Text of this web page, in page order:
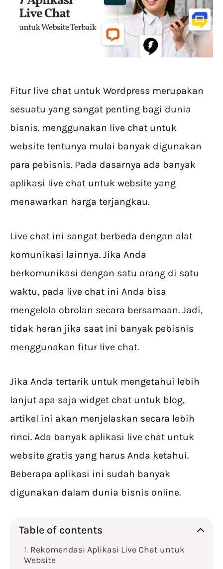
Fitur live chat untuk Wordpress merupakan
sesuatu yang sangat penting bagi dunia
bisnis. menggunakan live chat untuk
website tentunya mulai banyak digunakan
para pebisnis. Pada dasarnya ada banyak
aplikasi live chat untuk website yang
menawarkan harga terjangkau.
Live chat ini sangat berbeda dengan alat
komunikasi lainnya. Jika Anda
berkomunikasi dengan satu orang di satu
waktu, pada live chat ini Anda bisa
mengelola obrolan secara bersamaan. Jadi,
tidak heran jika saat ini banyak pebisnis
menggunakan fitur live chat.
Jika Anda tertarik untuk mengetahui lebih
lanjut apa saja widget chat untuk blog,
artikel ini akan menjelaskan secara lebih
rinci. Ada banyak aplikasi live chat untuk
website gratis yang harus Anda ketahui.
Beberapa aplikasi ini sudah banyak
digunakan dalam dunia bisnis online.
Table of contents
Rekomendasi Aplikasi Live Chat untuk
Website